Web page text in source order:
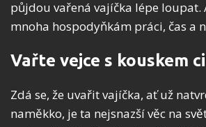
půjdou vařená vajíčka lépe loupat.
mnoha hospodyňkám práci, čas a
Vařte vejce s kouskem
Zdá se, že uvařit vajíčka, ať už
naměkko, je ta nejsnazší věc na